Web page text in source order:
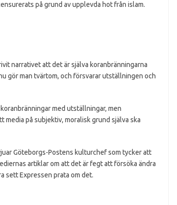
på grund av upplevda hot från islam.
narrativet att det är själva koranbränningarna
gör man tvärtom, och försvarar utställningen och
med utställningar, men
på subjektiv, moralisk grund själva ska
Göteborgs-Postens kulturchef som tycker att
artiklar om att det är fegt att försöka ändra
sett Expressen prata om det.